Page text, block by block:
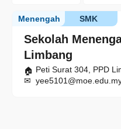
Sekolah
Limbang
SMK
Menengah
Peti Surat 304, PPD